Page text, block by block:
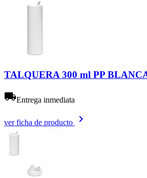
TALQUERA 300 ml PP
local_shippingEntrega inmediata
ver ficha de producto keyboard_arrow_right